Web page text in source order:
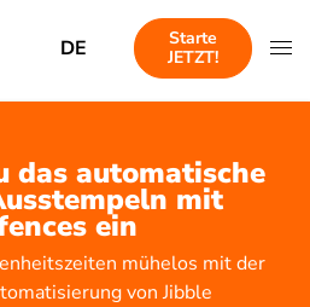
DE
Starte
JETZT!
das automatische
mit
ein
mühelos mit der
von Jibble